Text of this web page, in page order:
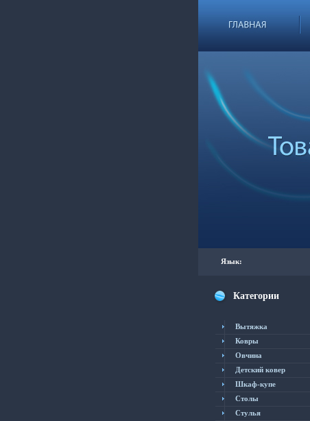
Язык:
Категории
Вытяжка
Ковры
Овчина
Детский ковер
Шкаф-купе
Столы
Cтулья